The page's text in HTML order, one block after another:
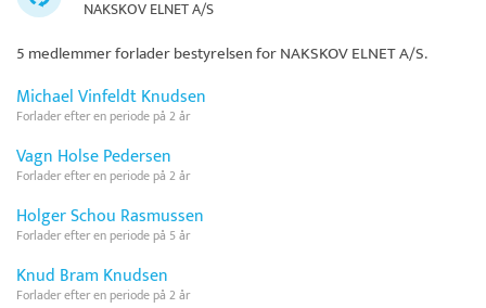
NAKSKOV ELNET A/S
5 medlemmer forlader bestyrelsen forNAKSKOV ELNET A/S.
Michael Vinfeldt Knudsen
Forlader efter en periode på 2 år
Vagn Holse Pedersen
Forlader efter en periode på 2 år
Holger Schou Rasmussen
Forlader efter en periode på 5 år
Knud Bram Knudsen
Forlader efter en periode på 2 år